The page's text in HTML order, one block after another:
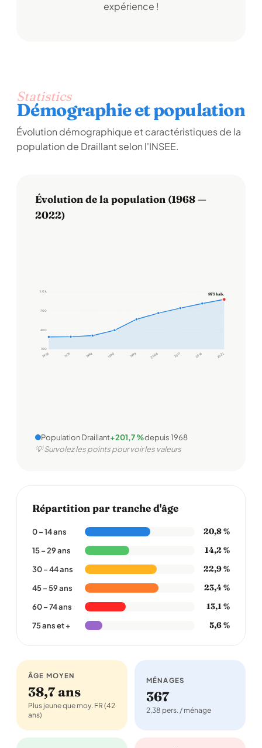
expérience !
Statistics
Démographie et population
Évolution démographique et caractéristiques de la
population de Draillant selon l'INSEE.
Évolution de la population (1968 —
2022)
100
400
700
1,0 k
1968 1975 1982 1990 1999 2006 2011 2016 2022
875 hab.
Population Draillant+201,7 %depuis 1968
💡 Survolez les points pour voir les valeurs
Répartition par tranche d'âge
0 – 14 ans 20,8 %
15 – 29 ans 14,2 %
30 – 44 ans 22,9 %
45 – 59 ans 23,4 %
60 – 74 ans 13,1 %
75 ans et + 5,6 %
ÂGE MOYEN
38,7 ans
Plus jeune que moy. FR (42
ans)
MÉNAGES
367
2,38 pers. / ménage